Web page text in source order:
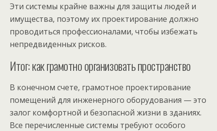
Эти системы крайне важны для защиты людей и
имущества, поэтому их проектирование должно
проводиться профессионалами, чтобы избежать
непредвиденных рисков.
Итог: как грамотно организовать пространство
В конечном счете, грамотное проектирование
помещений для инженерного оборудования — это
залог комфортной и безопасной жизни в зданиях.
Все перечисленные системы требуют особого